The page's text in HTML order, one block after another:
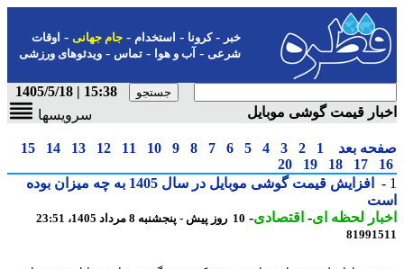
-کرونا-استخدام- جام جهانی-اوقات
شرعی-آب و هوا-تماس-ویدئوهای ورزشی
15:38 | 1405/5/18
قیمت گوشی موبایل
سرویسها
بعد 1
2
3
4
5
6
7
8
9
10
11
12
13
14
15
17
18
19
20
افزایش قیمت گوشی موبایل در سال 1405 به چه میزان بوده
لحظه ای- اقتصادی-10 روز پیش - پنجشنبه 8 مرداد 1405، 23:51